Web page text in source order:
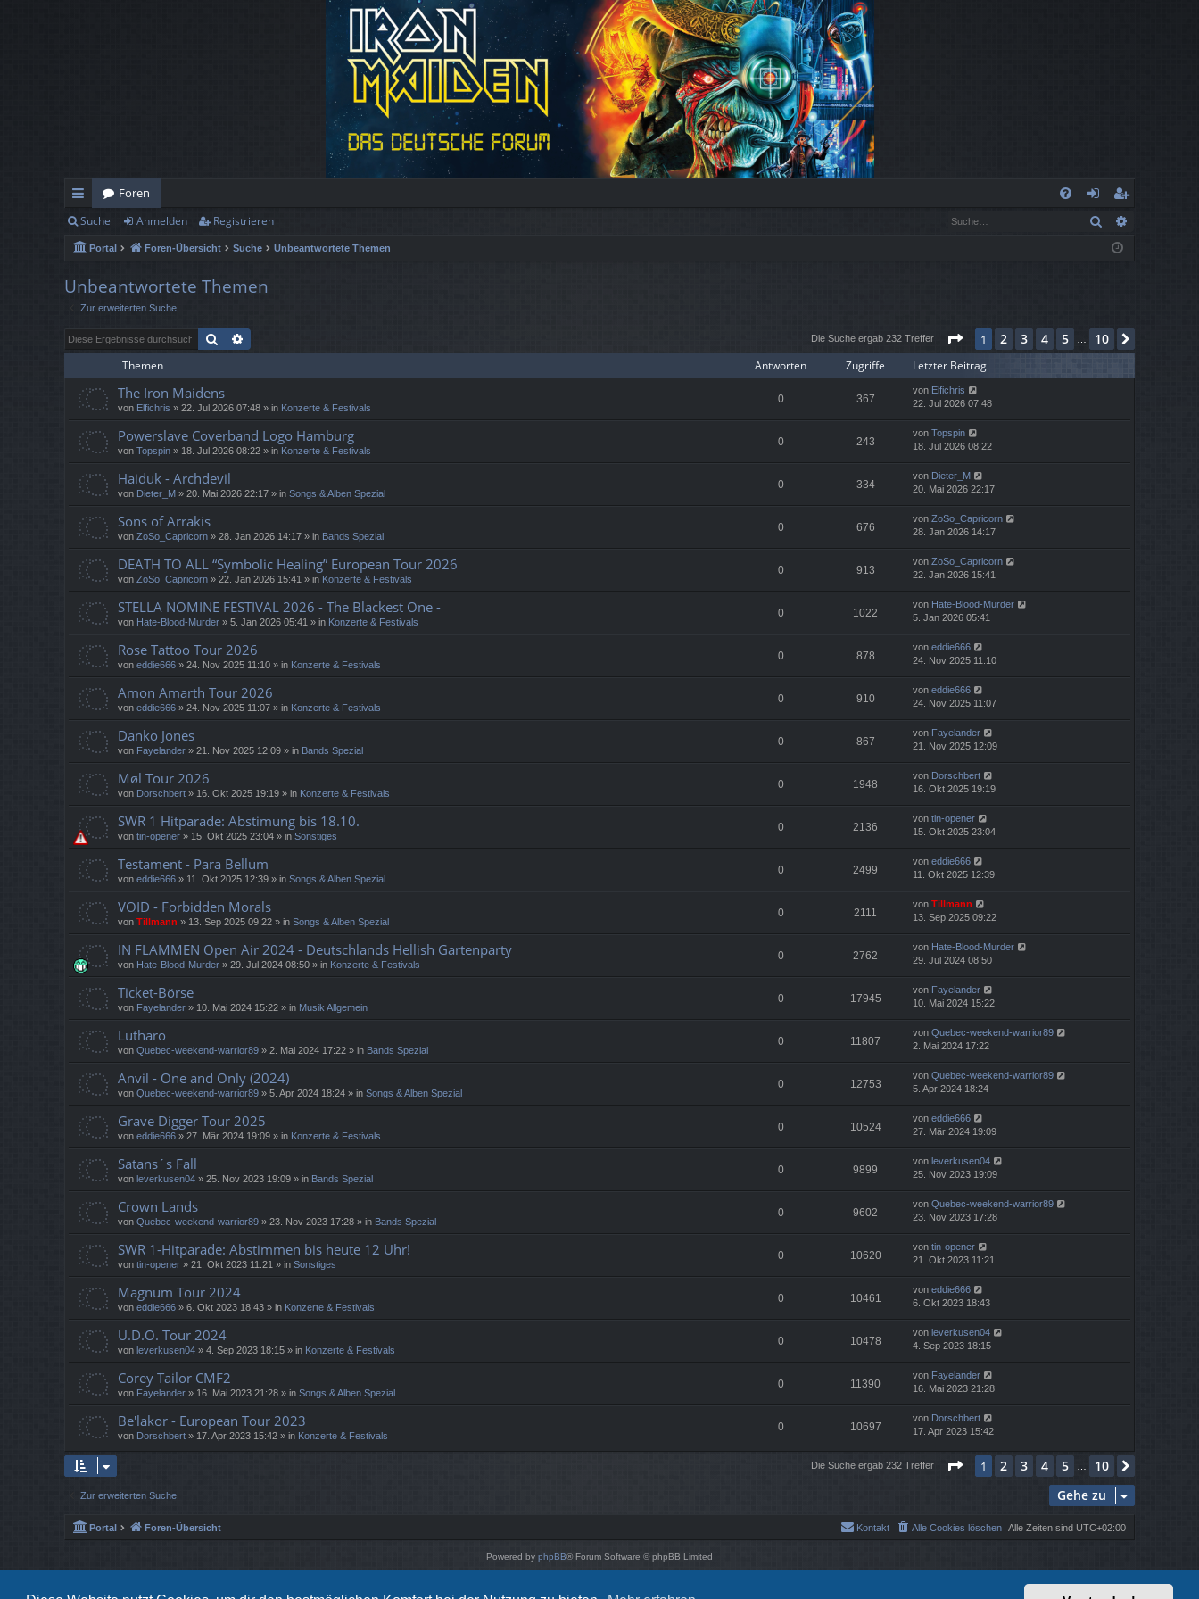
ch
ne
llz
ug
rif
Foren
n
n
eg
ist
n
Suche Anmelden Registrieren Suche
Portal Foren-Übersicht Suche Unbeantwortete Themen
Unbeantwortete Themen
Zur erweiterten Suche
Suche Die Suche ergab 232 Treffer Seite 1von 10
1 2 3 4 5 … 10
Themen Antworten Zugriffe Letzter Beitrag
The Iron Maidens
von Elfichris » 22. Jul 2026 07:48 » in Konzerte & Festivals
0 367
von Elfichris
22. Jul 2026 07:48
Powerslave Coverband Logo Hamburg
von Topspin » 18. Jul 2026 08:22 » in Konzerte & Festivals
0 243
von Topspin
18. Jul 2026 08:22
Haiduk - Archdevil
von Dieter_M » 20. Mai 2026 22:17 » in Songs & Alben Spezial
0 334
von Dieter_M
20. Mai 2026 22:17
Sons of Arrakis
von ZoSo_Capricorn » 28. Jan 2026 14:17 » in Bands Spezial
0 676
von ZoSo_Capricorn
28. Jan 2026 14:17
DEATH TO ALL “Symbolic Healing” European Tour 2026
von ZoSo_Capricorn » 22. Jan 2026 15:41 » in Konzerte & Festivals
0 913
von ZoSo_Capricorn
22. Jan 2026 15:41
STELLA NOMINE FESTIVAL 2026 - The Blackest One -
von Hate-Blood-Murder » 5. Jan 2026 05:41 » in Konzerte & Festivals
0 1022
von Hate-Blood-Murder
5. Jan 2026 05:41
Rose Tattoo Tour 2026
von eddie666 » 24. Nov 2025 11:10 » in Konzerte & Festivals
0 878
von eddie666
24. Nov 2025 11:10
Amon Amarth Tour 2026
von eddie666 » 24. Nov 2025 11:07 » in Konzerte & Festivals
0 910
von eddie666
24. Nov 2025 11:07
Danko Jones
von Fayelander » 21. Nov 2025 12:09 » in Bands Spezial
0 867
von Fayelander
21. Nov 2025 12:09
Møl Tour 2026
von Dorschbert » 16. Okt 2025 19:19 » in Konzerte & Festivals
0 1948
von Dorschbert
16. Okt 2025 19:19
SWR 1 Hitparade: Abstimung bis 18.10.
von tin-opener » 15. Okt 2025 23:04 » in Sonstiges
0 2136
von tin-opener
15. Okt 2025 23:04
Testament - Para Bellum
von eddie666 » 11. Okt 2025 12:39 » in Songs & Alben Spezial
0 2499
von eddie666
11. Okt 2025 12:39
VOID - Forbidden Morals
von Tillmann » 13. Sep 2025 09:22 » in Songs & Alben Spezial
0 2111
von Tillmann
13. Sep 2025 09:22
IN FLAMMEN Open Air 2024 - Deutschlands Hellish Gartenparty
von Hate-Blood-Murder » 29. Jul 2024 08:50 » in Konzerte & Festivals
0 2762
von Hate-Blood-Murder
29. Jul 2024 08:50
Ticket-Börse
von Fayelander » 10. Mai 2024 15:22 » in Musik Allgemein
0 17945
von Fayelander
10. Mai 2024 15:22
Lutharo
von Quebec-weekend-warrior89 » 2. Mai 2024 17:22 » in Bands Spezial
0 11807
von Quebec-weekend-warrior89
2. Mai 2024 17:22
Anvil - One and Only (2024)
von Quebec-weekend-warrior89 » 5. Apr 2024 18:24 » in Songs & Alben Spezial
0 12753
von Quebec-weekend-warrior89
5. Apr 2024 18:24
Grave Digger Tour 2025
von eddie666 » 27. Mär 2024 19:09 » in Konzerte & Festivals
0 10524
von eddie666
27. Mär 2024 19:09
Satans´s Fall
von leverkusen04 » 25. Nov 2023 19:09 » in Bands Spezial
0 9899
von leverkusen04
25. Nov 2023 19:09
Crown Lands
von Quebec-weekend-warrior89 » 23. Nov 2023 17:28 » in Bands Spezial
0 9602
von Quebec-weekend-warrior89
23. Nov 2023 17:28
SWR 1-Hitparade: Abstimmen bis heute 12 Uhr!
von tin-opener » 21. Okt 2023 11:21 » in Sonstiges
0 10620
von tin-opener
21. Okt 2023 11:21
Magnum Tour 2024
von eddie666 » 6. Okt 2023 18:43 » in Konzerte & Festivals
0 10461
von eddie666
6. Okt 2023 18:43
U.D.O. Tour 2024
von leverkusen04 » 4. Sep 2023 18:15 » in Konzerte & Festivals
0 10478
von leverkusen04
4. Sep 2023 18:15
Corey Tailor CMF2
von Fayelander » 16. Mai 2023 21:28 » in Songs & Alben Spezial
0 11390
von Fayelander
16. Mai 2023 21:28
Be'lakor - European Tour 2023
von Dorschbert » 17. Apr 2023 15:42 » in Konzerte & Festivals
0 10697
von Dorschbert
17. Apr 2023 15:42
Die Suche ergab 232 Treffer Seite 1von 10
1 2 3 4 5 … 10
Zur erweiterten Suche Gehe zu
Portal Foren-Übersicht Alle Zeiten sind UTC+02:00
Alle Cookies löschen
Kontakt
Powered by phpBB® Forum Software © phpBB Limited